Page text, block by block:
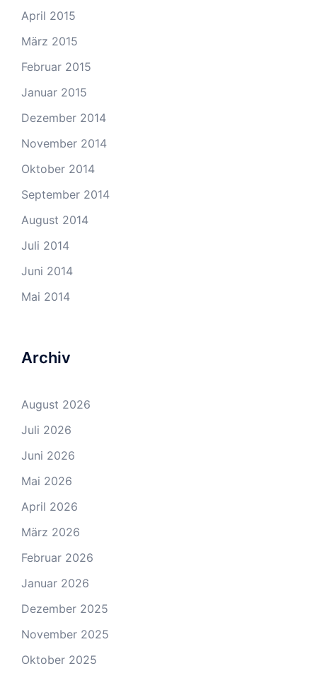
April 2015
März 2015
Februar 2015
Januar 2015
Dezember 2014
November 2014
Oktober 2014
September 2014
August 2014
Juli 2014
Juni 2014
Mai 2014
Archiv
August 2026
Juli 2026
Juni 2026
Mai 2026
April 2026
März 2026
Februar 2026
Januar 2026
Dezember 2025
November 2025
Oktober 2025